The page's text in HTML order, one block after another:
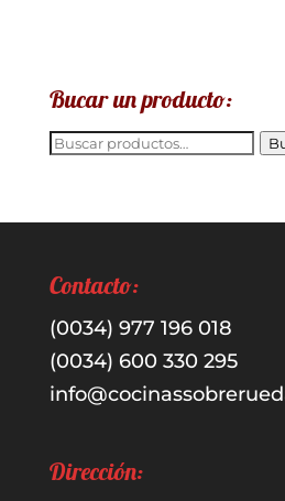
Bucar un producto:
Buscar
Contacto:
(0034) 977 196 018
(0034) 600 330 295
Dirección: